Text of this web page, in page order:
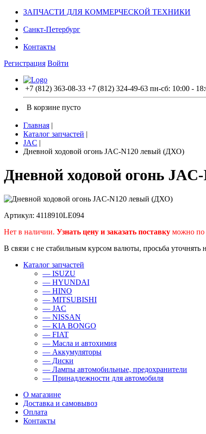
ЗАПЧАСТИ ДЛЯ КОММЕРЧЕСКОЙ ТЕХНИКИ
Санкт-Петербург
Контакты
Регистрация Войти
+7 (812) 363-08-33 +7 (812) 324-49-63 пн-сб: 10:00 -
В корзине пусто
Главная |
Каталог запчастей |
JAC |
Дневной ходовой огонь JAC-N120 левый (ДХО)
Дневной ходовой огонь
Артикул: 4118910LE094
Нет в наличии. Узнать цену и заказать поставку можно по
В связи с не стабильным курсом валюты, просьба уточнять
Каталог запчастей
— ISUZU
— HYUNDAI
— HINO
— MITSUBISHI
— JAC
— NISSAN
— KIA BONGO
— FIAT
— Масла и автохимия
— Аккумуляторы
— Диски
— Лампы автомобильные, предохранители
— Принадлежности для автомобиля
О магазине
Доставка и самовывоз
Оплата
Контакты